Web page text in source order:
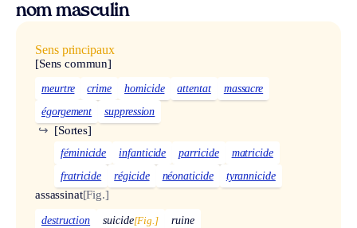
nom masculin
Sens principaux
[Sens commun]
meurtre crime homicide attentat
massacre
égorgement
suppression
[Sortes]
↪
féminicide infanticide parricide
matricide
fratricide
régicide néonaticide tyrannicide
assassinat[Fig.]
destruction suicide[Fig.] ruine